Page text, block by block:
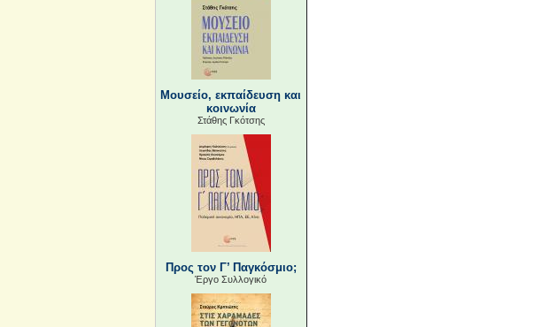
Μουσείο, εκπαίδευση και
κοινωνία
Στάθης Γκότσης
Προς τον Γ’ Παγκόσμιο;
Έργο Συλλογικό